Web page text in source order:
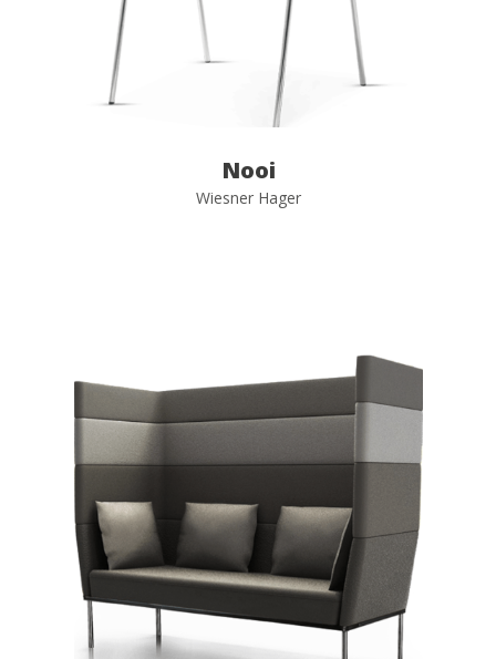
Nooi
Wiesner Hager